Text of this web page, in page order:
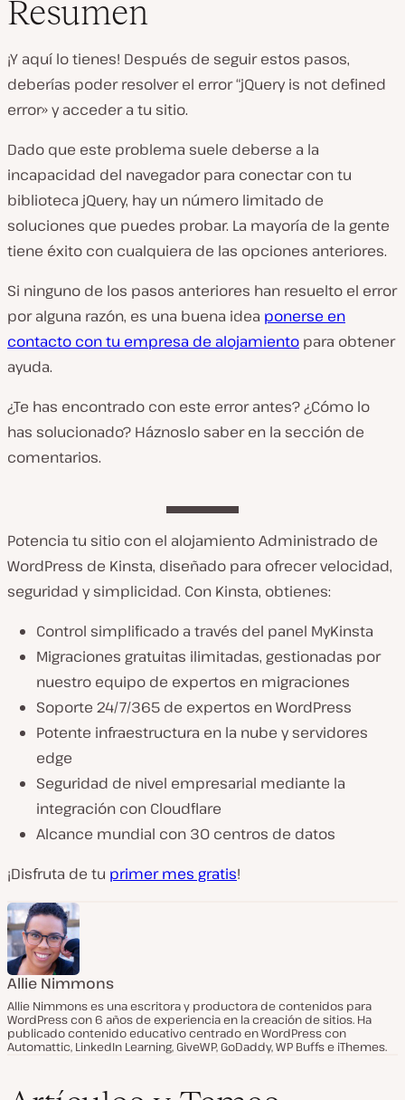
Resumen
¡Y aquí lo tienes! Después de seguir estos pasos,
deberías poder resolver el error “jQuery is not defined
error» y acceder a tu sitio.
Dado que este problema suele deberse a la
incapacidad del navegador para conectar con tu
biblioteca jQuery, hay un número limitado de
soluciones que puedes probar. La mayoría de la gente
tiene éxito con cualquiera de las opciones anteriores.
Si ninguno de los pasos anteriores han resuelto el error
por alguna razón, es una buena idea ponerse en
contacto con tu empresa de alojamiento para obtener
ayuda.
¿Te has encontrado con este error antes? ¿Cómo lo
has solucionado? Háznoslo saber en la sección de
comentarios.
Potencia tu sitio con el alojamiento Administrado de
WordPress de Kinsta, diseñado para ofrecer velocidad,
seguridad y simplicidad. Con Kinsta, obtienes:
Control simplificado a través del panel MyKinsta
Migraciones gratuitas ilimitadas, gestionadas por
nuestro equipo de expertos en migraciones
Soporte 24/7/365 de expertos en WordPress
Potente infraestructura en la nube y servidores
edge
Seguridad de nivel empresarial mediante la
integración con Cloudflare
Alcance mundial con 30 centros de datos
¡Disfruta de tu primer mes gratis!
Allie Nimmons
Allie Nimmons es una escritora y productora de contenidos para
WordPress con 6 años de experiencia en la creación de sitios. Ha
publicado contenido educativo centrado en WordPress con
Automattic, LinkedIn Learning, GiveWP, GoDaddy, WP Buffs e iThemes.